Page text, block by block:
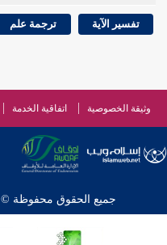
تفسير الآية ترجمة علم
وثيقة الخصوصية اتفاقية الخدمة
جميع الحقوق محفوظة © 2026 - 1998 لشبكة إسلام ويب